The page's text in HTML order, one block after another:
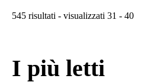
545 risultati - visualizzati 31 - 40
I più letti